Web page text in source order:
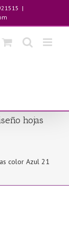
|
hojas
color Azul 21